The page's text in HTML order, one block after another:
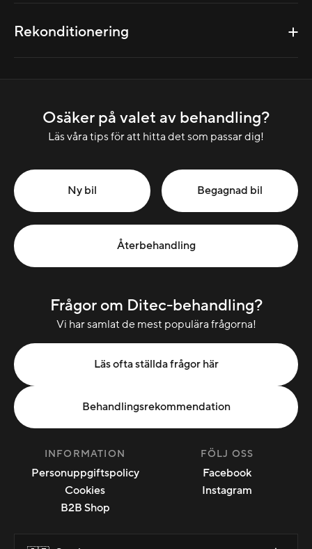
Rekonditionering
Osäker på valet av behandling?
Läs våra tips för att hitta det som passar dig!
Ny bil Begagnad bil
Återbehandling
Frågor om Ditec-behandling?
Vi har samlat de mest populära frågorna!
Läs ofta ställda frågor här
Behandlingsrekommendation
INFORMATION
Personuppgiftspolicy
Cookies
B2B Shop
FÖLJ OSS
Facebook
Instagram